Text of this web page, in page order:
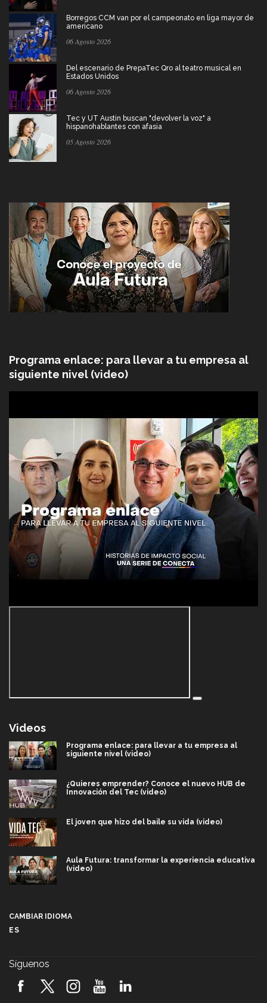
Borregos CCM van por el campeonato en liga mayor de
americano
06 Agosto 2026
Del escenario de PrepaTec Qro al teatro musical en
Estados Unidos
06 Agosto 2026
Tec y UT Austin buscan "devolver la voz" a
hispanohablantes con afasia
05 Agosto 2026
Programa enlace: para llevar a tu empresa al
siguiente nivel (video)
Videos
Programa enlace: para llevar a tu empresa al
siguiente nivel (video)
¿Quieres emprender? Conoce el nuevo HUB de
Innovación del Tec (video)
El joven que hizo del baile su vida (video)
Aula Futura: transformar la experiencia educativa
(video)
2026! (video)
CAMBIAR IDIOMA
ES
Síguenos